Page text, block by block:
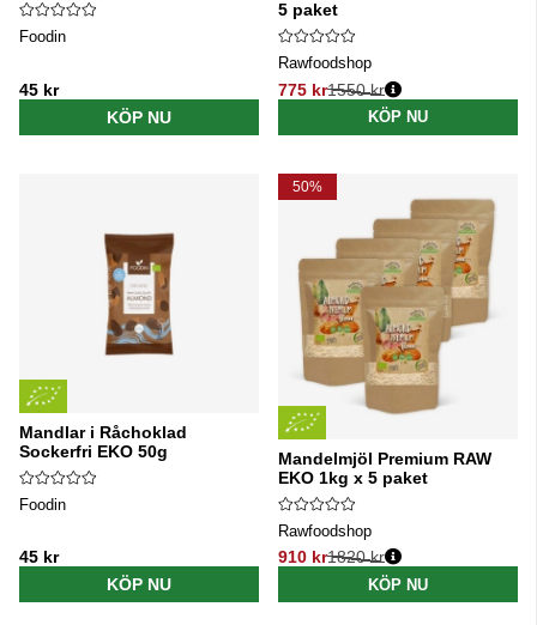
Foodin
45 kr
KÖP NU
5 paket
Rawfoodshop
775 kr
Ordinarie pris:
1550 kr
KÖP NU
Mandlar i Råchoklad
Sockerfri EKO 50g
Foodin
45 kr
KÖP NU
50%
Mandelmjöl Premium RAW
EKO 1kg x 5 paket
Rawfoodshop
910 kr
Ordinarie pris:
1820 kr
KÖP NU